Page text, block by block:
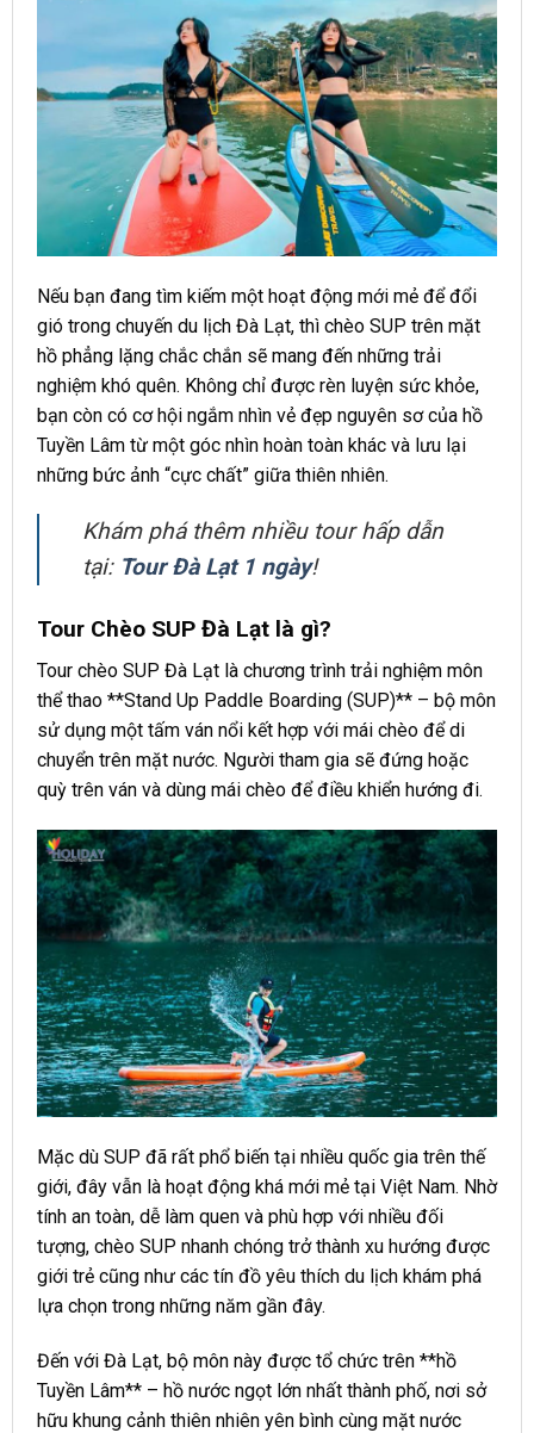
Nếu bạn đang tìm kiếm một hoạt động mới mẻ để đổi
gió trong chuyến du lịch Đà Lạt, thì chèo SUP trên mặt
hồ phẳng lặng chắc chắn sẽ mang đến những trải
nghiệm khó quên. Không chỉ được rèn luyện sức khỏe,
bạn còn có cơ hội ngắm nhìn vẻ đẹp nguyên sơ của hồ
Tuyền Lâm từ một góc nhìn hoàn toàn khác và lưu lại
những bức ảnh “cực chất” giữa thiên nhiên.
Khám phá thêm nhiều tour hấp dẫn
tại: Tour Đà Lạt 1 ngày!
Tour Chèo SUP Đà Lạt là gì?
Tour chèo SUP Đà Lạt là chương trình trải nghiệm môn
thể thao **Stand Up Paddle Boarding (SUP)** – bộ môn
sử dụng một tấm ván nổi kết hợp với mái chèo để di
chuyển trên mặt nước. Người tham gia sẽ đứng hoặc
quỳ trên ván và dùng mái chèo để điều khiển hướng đi.
Mặc dù SUP đã rất phổ biến tại nhiều quốc gia trên thế
giới, đây vẫn là hoạt động khá mới mẻ tại Việt Nam. Nhờ
tính an toàn, dễ làm quen và phù hợp với nhiều đối
tượng, chèo SUP nhanh chóng trở thành xu hướng được
giới trẻ cũng như các tín đồ yêu thích du lịch khám phá
lựa chọn trong những năm gần đây.
Đến với Đà Lạt, bộ môn này được tổ chức trên **hồ
Tuyền Lâm** – hồ nước ngọt lớn nhất thành phố, nơi sở
hữu khung cảnh thiên nhiên yên bình cùng mặt nước